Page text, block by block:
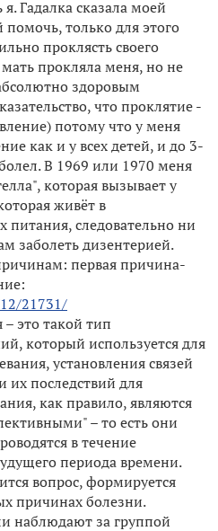
Гадалка сказала моей
только для этого
проклясть своего
прокляла меня, но не
здоровым
что проклятие -
потому что у меня
как и у всех детей, и до 3-
В 1969 или 1970 меня
которая вызывает у
живёт в
питания, следовательно ни
заболеть дизентерией.
первая причина-
21731/
– это такой тип
который используется для
установления связей
последствий для
как правило, являются
– то есть они
в течение
периода времени.
вопрос, формируется
причинах болезни.
наблюдают за группой